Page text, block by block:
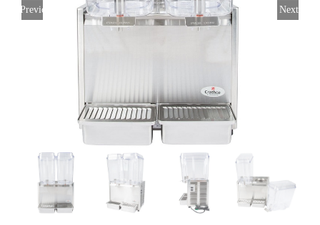
Previous Next